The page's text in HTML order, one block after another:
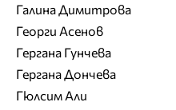
Галина Димитрова
Георги Асенов
Гергана Гунчева
Гергана Дончева
Гюлсим Али